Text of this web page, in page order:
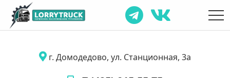
г. Домодедово, ул. Станционная, 3а